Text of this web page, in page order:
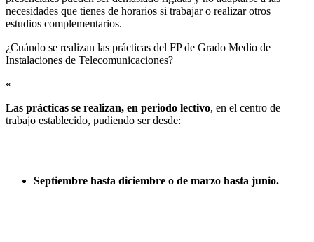
necesidades que tienes de horarios si trabajar o realizar otros
estudios complementarios.
¿Cuándo se realizan las prácticas del FP de Grado Medio de
Instalaciones de Telecomunicaciones?​
«
Las prácticas se realizan, en periodo lectivo, en el centro de
trabajo establecido, pudiendo ser desde:
Septiembre hasta diciembre o de marzo hasta junio.